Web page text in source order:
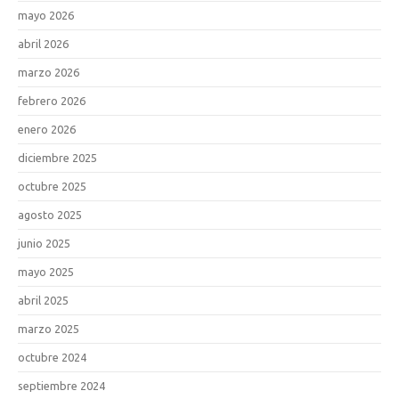
mayo 2026
abril 2026
marzo 2026
febrero 2026
enero 2026
diciembre 2025
octubre 2025
agosto 2025
junio 2025
mayo 2025
abril 2025
marzo 2025
octubre 2024
septiembre 2024